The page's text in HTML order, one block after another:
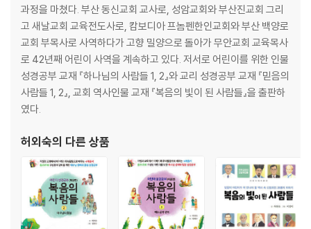
19 요 11:40 믿으면 하나님의 영광을 보리라 45
20 요 11:43 나사로야, 나오라 47
21 요 12:24 한 알의 밀이 죽으면 49
22 요 12:27 지금 내 마음이 괴로우니 51
23 요 13:14 내가 너희 발을 씻었으니 53
24 요 13:21 너희 중 하나가 나를 팔리라 55
25 요 13:34 새 계명을 너희에게 주노니 57
27 요 14:6 길이요 진리요 생명이니 61
28 요 14:14 내 이름으로 무엇이든지 63
29 요 15:5 나는 포도나무요 65
30 요 17:11 하나가 되게 하옵소서 67
31 요 18:5, 8 내가 그니라 69
32 요 18:11 칼을 칼집에 꽂으라 71
과정을 마쳤다. 부산 동신교회 교사로, 성암교회와 부산진교회 그리
고 새날교회 교육전도사로, 캄보디아 프놈펜한인교회와 부산 백양로
교회 부목사로 사역하다가 고향 밀양으로 돌아가 무안교회 교육목사
로 42년째 어린이 사역을 계속하고 있다. 저서로 어린이를 위한 인물
성경공부 교재 『하나님의 사람들 1, 2』와 교리 성경공부 교재 『믿음의
사람들 1, 2』, 교회 역사인물 교재 『복음의 빛이 된 사람들』을 출판하
였다.
허외숙의 다른 상품